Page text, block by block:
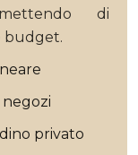
di
budget.
negozi
privato